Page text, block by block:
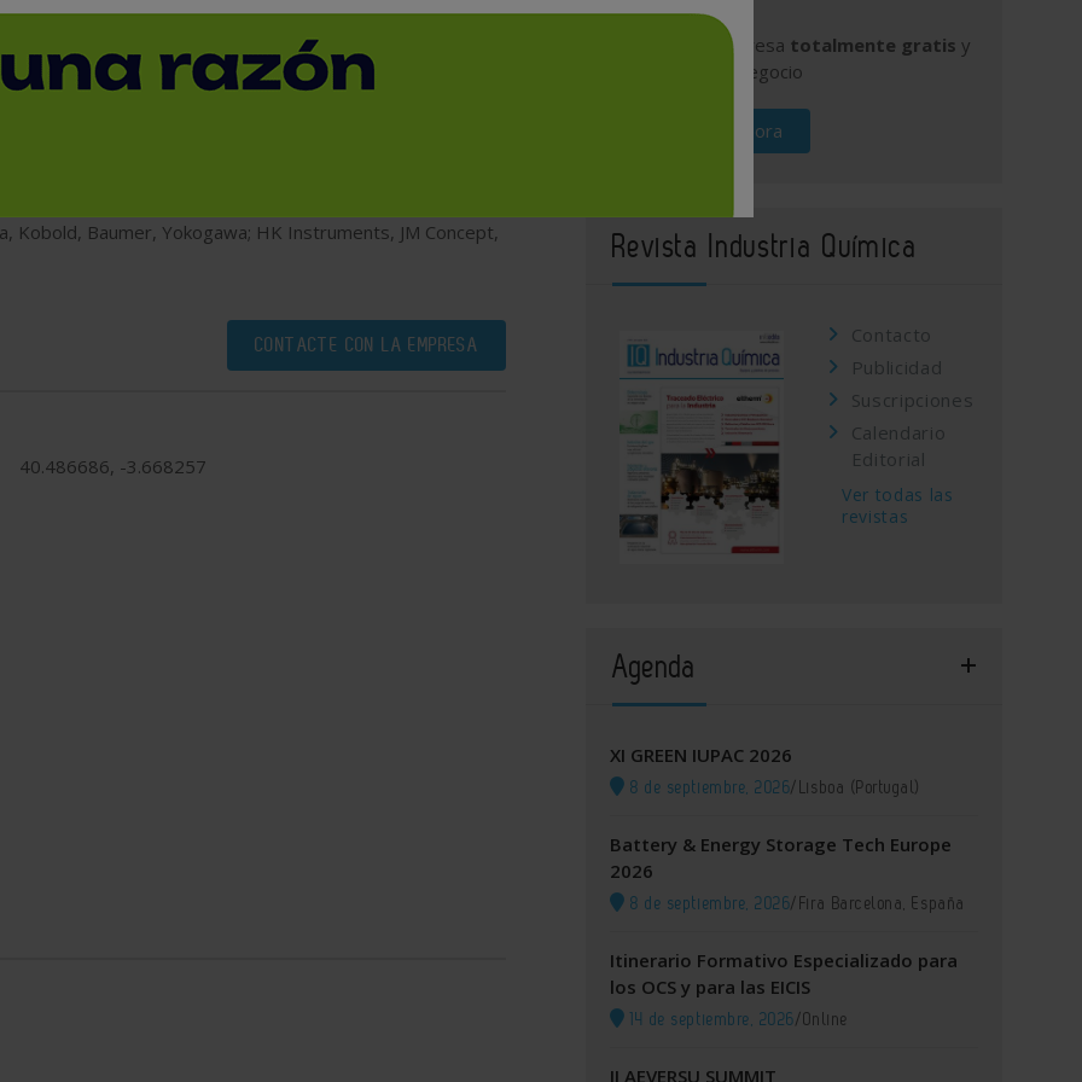
nacional-internacional
INSTRUMENTACIÓN PARA EL CONTROL DE
HUMEDAD, VARIACIÓN DE VELOCIDAD, APLICACIONES A
Kobold, Baumer, Yokogawa; HK Instruments, JM Concept,
CONTACTE CON LA EMPRESA
40.486686, -3.668257
Publique su empresa totalmente gratis y
promocione su negocio
Regístrese ahora
Revista Industria Química
Contacto
Publicidad
Suscripciones
Calendario
Editorial
Ver todas las
revistas
Agenda
XI GREEN IUPAC 2026
8 de septiembre, 2026/Lisboa (Portugal)
Battery & Energy Storage Tech Europe
2026
8 de septiembre, 2026/Fira Barcelona, España
Itinerario Formativo Especializado para
los OCS y para las EICIS
14 de septiembre, 2026/Online
II AEVERSU SUMMIT